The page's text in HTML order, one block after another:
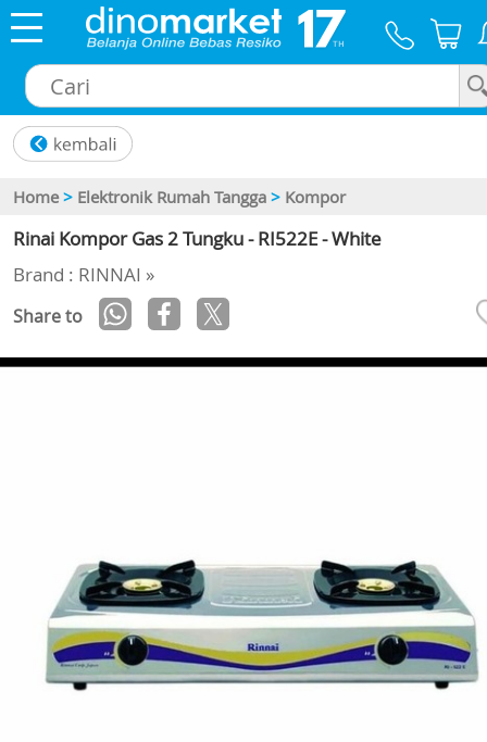
Home > Elektronik Rumah Tangga > Kompor
Rinai Kompor Gas 2 Tungku - RI522E - White
Brand : RINNAI »
Share to